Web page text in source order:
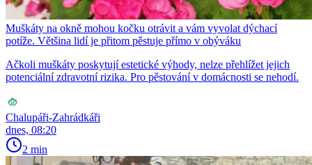
Muškáty na okně mohou kočku otrávit a vám vyvolat dýchací
potíže. Většina lidí je přitom pěstuje přímo v obýváku
Ačkoli muškáty poskytují estetické výhody, nelze přehlížet jejich
potenciální zdravotní rizika. Pro pěstování v domácnosti se nehodí.
Chalupáři-Zahrádkáři
dnes, 08:20
2 min